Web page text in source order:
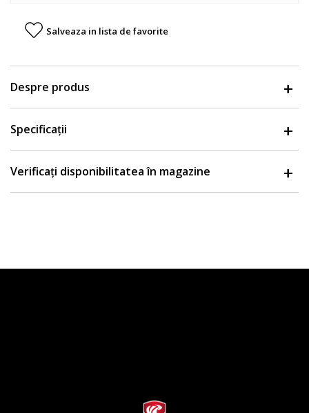
Salveaza in lista de favorite
Despre produs
Specificații
Verificați disponibilitatea în magazine